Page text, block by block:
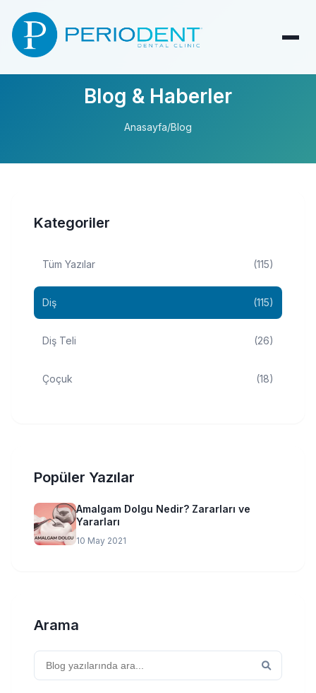
Blog & Haberler
Anasayfa/Blog
Kategoriler
Tüm Yazılar (115)
Diş (115)
Diş Teli (26)
Çoçuk (18)
Popüler Yazılar
Amalgam Dolgu Nedir? Zararları ve
Yararları
10 May 2021
Arama